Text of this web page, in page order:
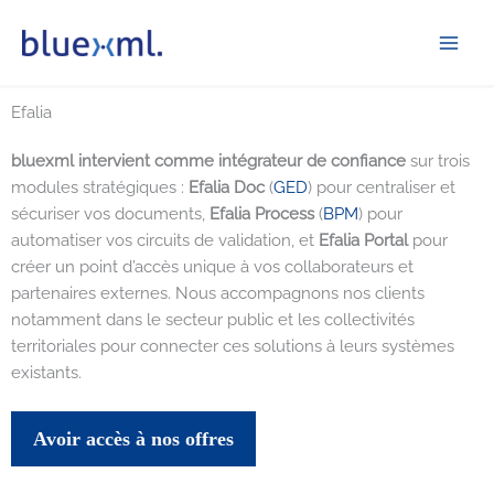
Efalia
bluexml intervient comme intégrateur de confiance sur trois
modules stratégiques : Efalia Doc (GED) pour centraliser et
sécuriser vos documents, Efalia Process(BPM) pour
automatiser vos circuits de validation, et Efalia Portalpour
créer un point d’accès unique à vos collaborateurs et
partenaires externes. Nous accompagnons nos clients
notamment dans le secteur public et les collectivités
territoriales pour connecter ces solutions à leurs systèmes
existants.
Avoir accès à nos offres